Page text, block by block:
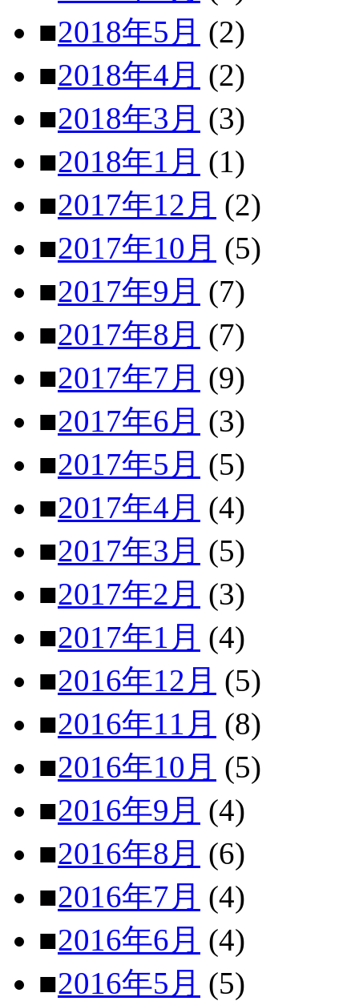
■2018年5月 (2)
■2018年4月 (2)
■2018年3月 (3)
■2018年1月 (1)
■2017年12月 (2)
■2017年10月 (5)
■2017年9月 (7)
■2017年8月 (7)
■2017年7月 (9)
■2017年6月 (3)
■2017年5月 (5)
■2017年4月 (4)
■2017年3月 (5)
■2017年2月 (3)
■2017年1月 (4)
■2016年12月 (5)
■2016年11月 (8)
■2016年10月 (5)
■2016年9月 (4)
■2016年8月 (6)
■2016年7月 (4)
■2016年6月 (4)
■2016年5月 (5)